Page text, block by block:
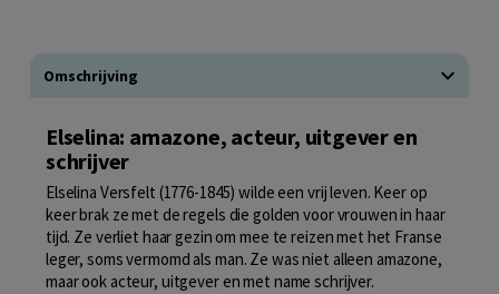
Omschrijving
Elselina: amazone, acteur, uitgever en
schrijver
Elselina Versfelt (1776-1845) wilde een vrij leven. Keer op
keer brak ze met de regels die golden voor vrouwen in haar
tijd. Ze verliet haar gezin om mee te reizen met het Franse
leger, soms vermomd als man. Ze was niet alleen amazone,
maar ook acteur, uitgever en met name schrijver.